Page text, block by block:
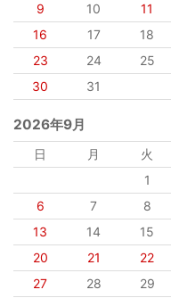
9
10 11
16
17 18
23
24 25
30
31
2026年9月
日 月 火
1
6
7 8
13
14 15
20
21 22
27
28 29